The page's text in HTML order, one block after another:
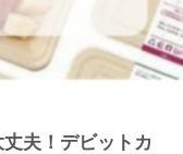
夫！デビットカ